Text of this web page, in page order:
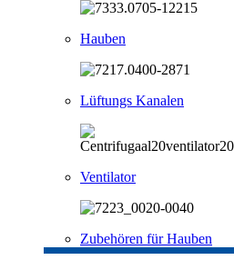
Hauben
Lüftungs Kanalen
Ventilator
Zubehören für Hauben